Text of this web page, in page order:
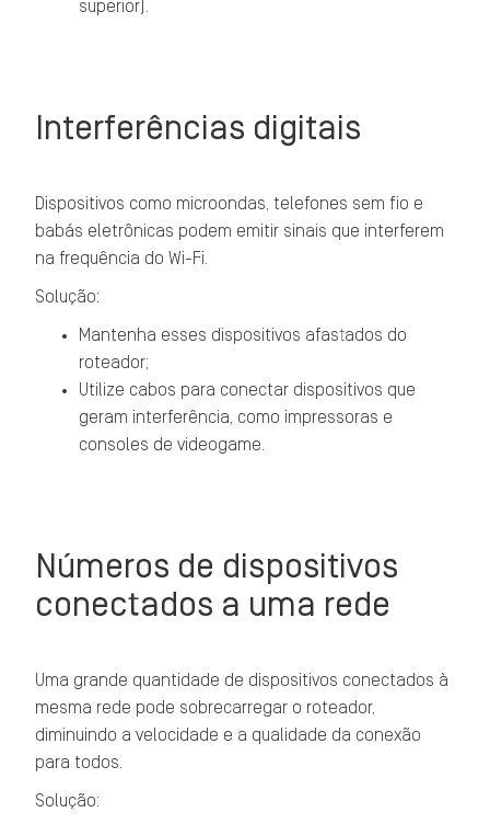
superior).
Interferências digitais
Dispositivos como microondas, telefones sem fio e
babás eletrônicas podem emitir sinais que interferem
na frequência do Wi-Fi.
Solução:
Mantenha esses dispositivos afastados do
roteador;
Utilize cabos para conectar dispositivos que
geram interferência, como impressoras e
consoles de videogame.
Números de dispositivos
conectados a uma rede
Uma grande quantidade de dispositivos conectados à
mesma rede pode sobrecarregar o roteador,
diminuindo a velocidade e a qualidade da conexão
para todos.
Solução: